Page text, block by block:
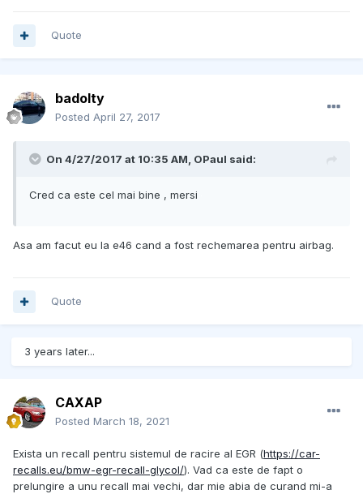
Quote
badolty
Posted April 27, 2017
On 4/27/2017 at 10:35 AM, OPaul said:
Cred ca este cel mai bine , mersi
Asa am facut eu la e46 cand a fost rechemarea pentru airbag.
Quote
3 years later...
CAXAP
Posted March 18, 2021
Exista un recall pentru sistemul de racire al EGR (https://car-
recalls.eu/bmw-egr-recall-glycol/). Vad ca este de fapt o
prelungire a unu recall mai vechi, dar mie abia de curand mi-a